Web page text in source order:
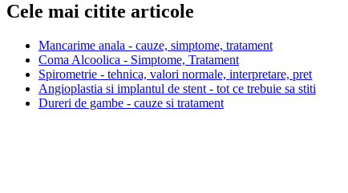
Cele mai citite articole
Mancarime anala - cauze, simptome, tratament
Coma Alcoolica - Simptome, Tratament
Spirometrie - tehnica, valori normale, interpretare, pret
Angioplastia si implantul de stent - tot ce trebuie sa stiti
Dureri de gambe - cauze si tratament